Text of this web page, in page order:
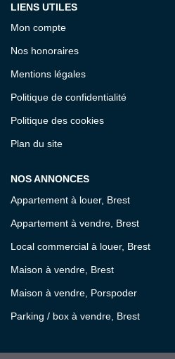
LIENS UTILES
Mon compte
Nos honoraires
Mentions légales
Politique de confidentialité
Politique des cookies
Plan du site
NOS ANNONCES
Appartement à louer, Brest
Appartement à vendre, Brest
Local commercial à louer, Brest
Maison à vendre, Brest
Maison à vendre, Porspoder
Parking / box à vendre, Brest